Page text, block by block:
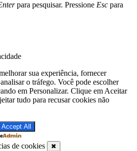
para pesquisar. Pressione Esc para
sua experiência, fornecer
o tráfego. Você pode escolher
em Personalizar. Clique em Aceitar
tudo para recusar cookies não
Accept All
de cookies
✖